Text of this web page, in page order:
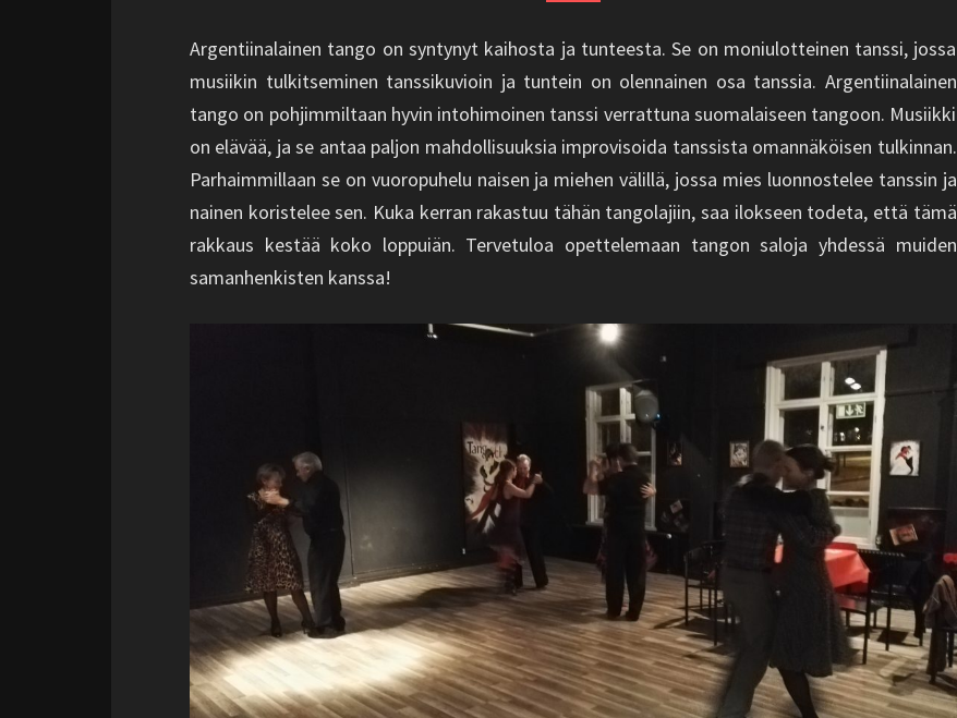
Argentiinalainen tango on syntynyt kaihosta ja tunteesta. Se on moniulotteinen tanssi, jossa
musiikin tulkitseminen tanssikuvioin ja tuntein on olennainen osa tanssia. Argentiinalainen
tango on pohjimmiltaan hyvin intohimoinen tanssi verrattuna suomalaiseen tangoon. Musiikki
on elävää, ja se antaa paljon mahdollisuuksia improvisoida tanssista omannäköisen tulkinnan.
Parhaimmillaan se on vuoropuhelu naisen ja miehen välillä, jossa mies luonnostelee tanssin ja
nainen koristelee sen. Kuka kerran rakastuu tähän tangolajiin, saa ilokseen todeta, että tämä
rakkaus kestää koko loppuiän. Tervetuloa opettelemaan tangon saloja yhdessä muiden
samanhenkisten kanssa!